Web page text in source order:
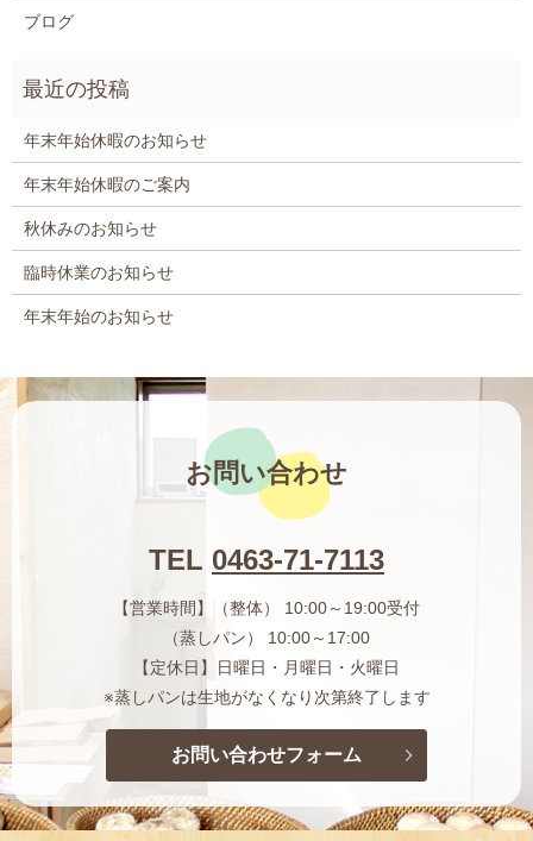
ブログ
年末年始休暇のお知らせ
年末年始休暇のご案内
秋休みのお知らせ
臨時休業のお知らせ
年末年始のお知らせ
お問い合わせ
TEL 0463-71-7113
【営業時間】（整体） 10:00～19:00受付
（蒸しパン） 10:00～17:00
【定休日】日曜日・月曜日・火曜日
※蒸しパンは生地がなくなり次第終了します
お問い合わせフォーム